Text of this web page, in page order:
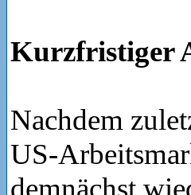
Kurzfristiger
Nachdem
US-
demnächst